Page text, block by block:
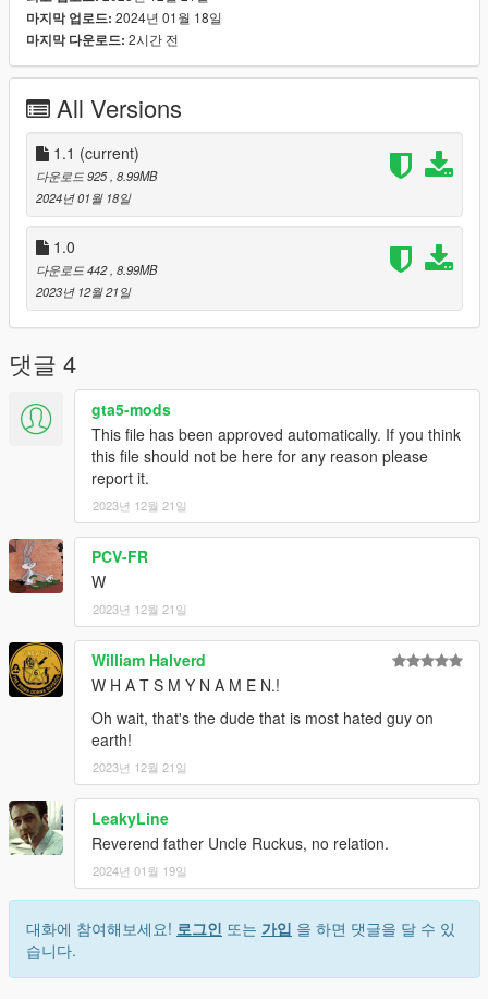
마지막 업로드: 2024년 01월 18일
마지막 다운로드: 2시간 전
All Versions
1.1 (current)
다운로드 925 , 8.99MB
2024년 01월 18일
1.0
다운로드 442 , 8.99MB
2023년 12월 21일
댓글 4
gta5-mods
This file has been approved automatically. If you think
this file should not be here for any reason please
report it.
2023년 12월 21일
PCV-FR
W
2023년 12월 21일
William Halverd
W H A T S M Y N A M E N.!
Oh wait, that's the dude that is most hated guy on
earth!
2023년 12월 21일
LeakyLine
Reverend father Uncle Ruckus, no relation.
2024년 01월 19일
대화에 참여해보세요! 로그인 또는 가입 을 하면 댓글을 달 수 있
습니다.